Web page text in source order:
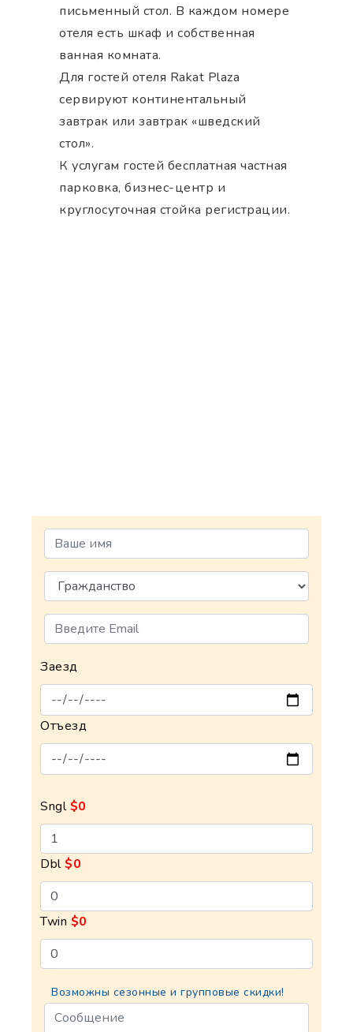
письменный стол. В каждом номере
отеля есть шкаф и собственная
ванная комната.
Для гостей отеля Rakat Plaza
сервируют континентальный
завтрак или завтрак «шведский
стол».
К услугам гостей бесплатная частная
парковка, бизнес-центр и
круглосуточная стойка регистрации.
Заезд
Отъезд
Sngl$0
Dbl$0
Twin $0
Возможны сезонные и групповые скидки!